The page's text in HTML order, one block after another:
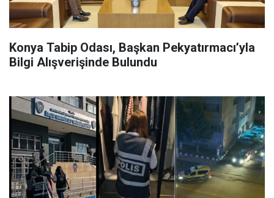
Konya Tabip Odası, Başkan Pekyatırmacı’yla
Bilgi Alışverişinde Bulundu